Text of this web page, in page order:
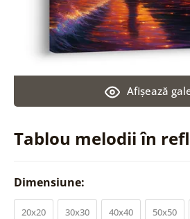
Tablou melodii în
Afişează
Dimensiune:
20x20 30x30 40x40 50x50